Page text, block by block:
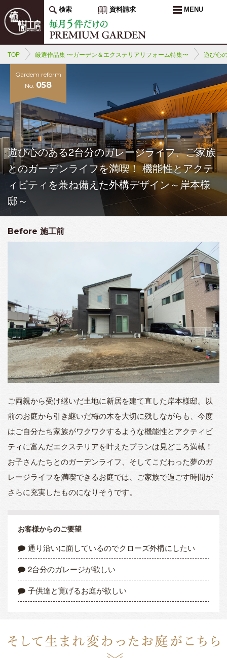
検索 資料請求 MENU
TOP 厳選作品集 〜ガーデン＆エクステリアリフォーム特集〜 遊び心
Gardem reform
No. 058
遊び心のある2台分のガレージライフ、ご家族
とのガーデンライフを満喫！ 機能性とアクテ
ィビティを兼ね備えた外構デザイン～岸本様
邸～
Before 施工前
ご両親から受け継いだ土地に新居を建て直した岸本様邸。以
前のお庭から引き継いだ梅の木を大切に残しながらも、今度
はご自分たち家族がワクワクするような機能性とアクティビ
ティに富んだエクステリアを叶えたプランは見どころ満載！
お子さんたちとのガーデンライフ、そしてこだわった夢のガ
レージライフを満喫できるお庭では、ご家族で過ごす時間が
さらに充実したものになりそうです。
お客様からのご要望
通り沿いに面しているのでクローズ外構にしたい
2台分のガレージが欲しい
子供達と寛げるお庭が欲しい